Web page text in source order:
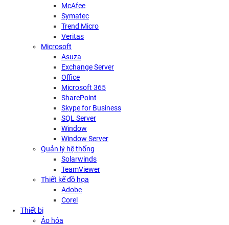
McAfee
Symatec
Trend Micro
Veritas
Microsoft
Asuza
Exchange Server
Office
Microsoft 365
SharePoint
Skype for Business
SQL Server
Window
Window Server
Quản lý hệ thống
Solarwinds
TeamViewer
Thiết kế đồ họa
Adobe
Corel
Thiết bị
Ảo hóa